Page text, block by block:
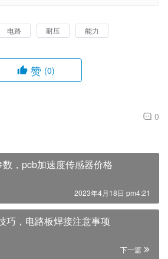
电路 耐压 能力
赞 (0)
0
，pcb加速度传感器价格
2023年4月18日 pm4:21
巧，电路板焊接注意事项
下一篇